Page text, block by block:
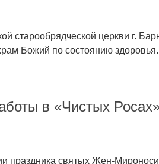
старообрядческой церкви г.
Божий по состоянию здоровья.
в «Чистых
праздника святых Жен-